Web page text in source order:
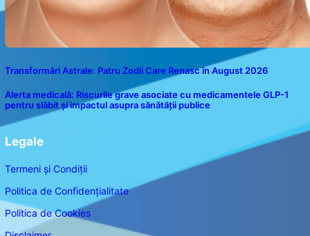
Transformări Astrale: Patru Zodii Care Renasc în August 2026
Alerta medicală: Riscurile grave asociate cu medicamentele GLP-1
pentru slăbit și impactul asupra sănătății publice
Legale
Termeni și Condiții
Politica de Confidențialitate
Politica de Cookies